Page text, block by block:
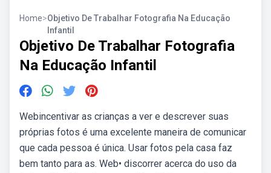
Home>Objetivo De Trabalhar Fotografia Na Educação
Infantil
Objetivo De Trabalhar Fotografia
Na Educação Infantil
Webincentivar as crianças a ver e descrever suas
próprias fotos é uma excelente maneira de comunicar
que cada pessoa é única. Usar fotos pela casa faz
bem tanto para as. Web• discorrer acerca do uso da